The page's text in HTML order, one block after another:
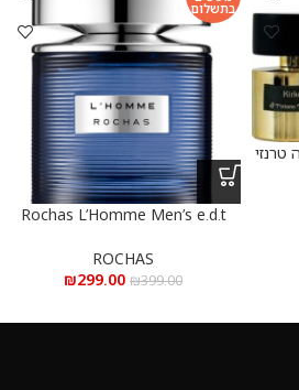
טרנזי
בתשלום
Rochas L’Homme Men’s e.d.t
100 מ”ל
ROCHAS
₪399.00
₪299.00